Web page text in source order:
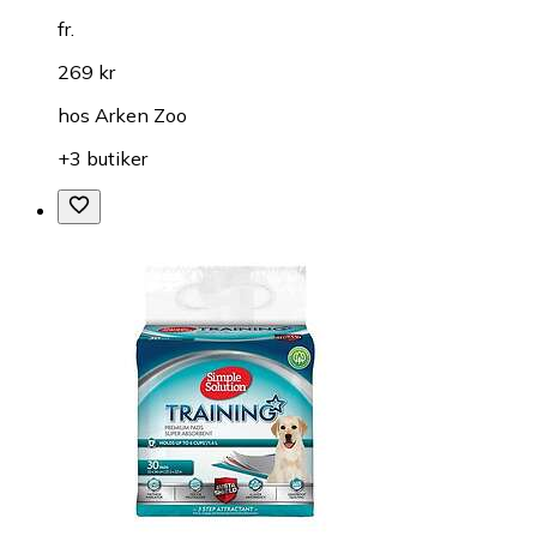
fr.
269 kr
hos Arken Zoo
+3 butiker